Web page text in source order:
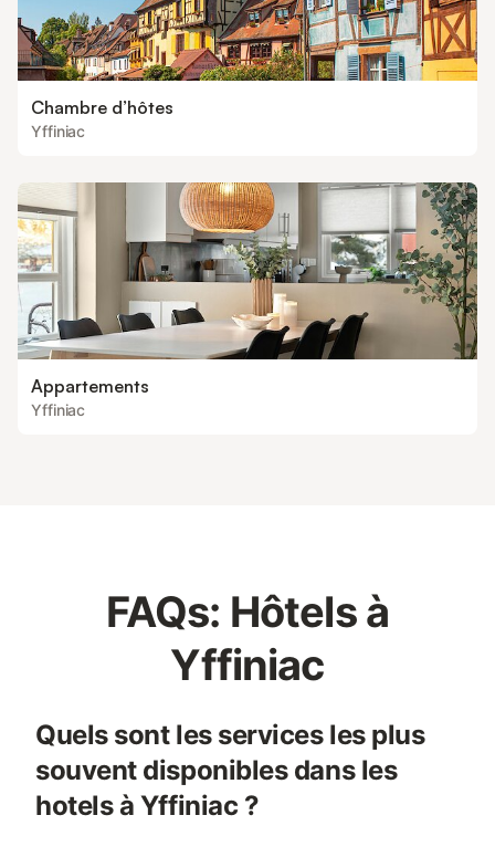
Chambre d’hôtes
Yffiniac
Appartements
Yffiniac
FAQs: Hôtels à
Yffiniac
Quels sont les services les plus
souvent disponibles dans les
hotels à Yffiniac ?